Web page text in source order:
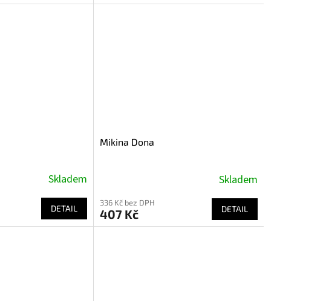
Skladem
DETAIL
Mikina Dona
Skladem
336 Kč bez DPH
407 Kč DETAIL